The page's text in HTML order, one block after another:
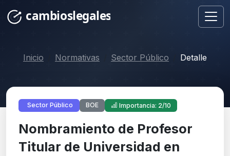
Inicio Normativas Sector Público Detalle
Sector Público BOE Importancia: 2/10
Nombramiento de Profesor
Titular de Universidad en